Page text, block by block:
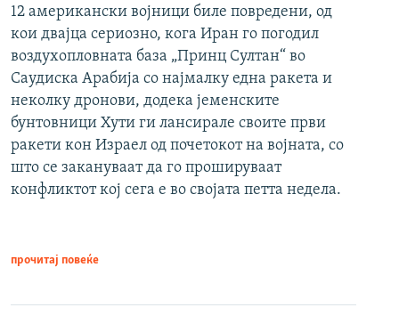
12 американски војници биле повредени, од
кои двајца сериозно, кога Иран го погодил
воздухопловната база „Принц Султан“ во
Саудиска Арабија со најмалку една ракета и
неколку дронови, додека јеменските
бунтовници Хути ги лансирале своите први
ракети кон Израел од почетокот на војната, со
што се закануваат да го прошируваат
конфликтот кој сега е во својата петта недела.
прочитај повеќе